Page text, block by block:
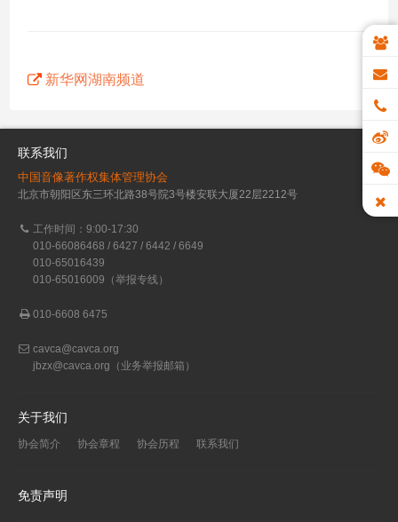
新华网湖南频道
联系我们
中国音像著作权集体管理协会
北京市朝阳区东三环北路38号院3号楼安联大厦22层2212号
工作时间：9:00-17:30
010-66086468 / 6427 / 6442 / 6649
010-65016439
010-65016009（举报专线）
010-6608 6475
cavca@cavca.org
jbzx@cavca.org （业务举报邮箱）
关于我们
协会简介 协会章程 协会历程 联系我们
免责声明